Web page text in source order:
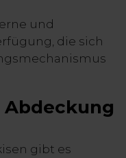
und
die sich
Abdeckung
gibt es